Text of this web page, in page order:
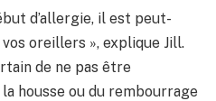
d’allergie, il est peut-
oreillers », explique Jill.
de ne pas être
housse ou du rembourrage